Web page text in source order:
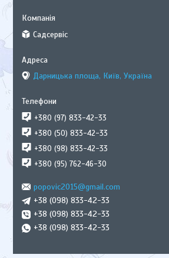
Садсервіс
Дарницька площа, Київ, Україна
+380 (97) 833-42-33
+380 (50) 833-42-33
+380 (98) 833-42-33
+380 (95) 762-46-30
popovic2015@gmail.com
+38 (098) 833-42-33
+38 (098) 833-42-33
+38 (098) 833-42-33